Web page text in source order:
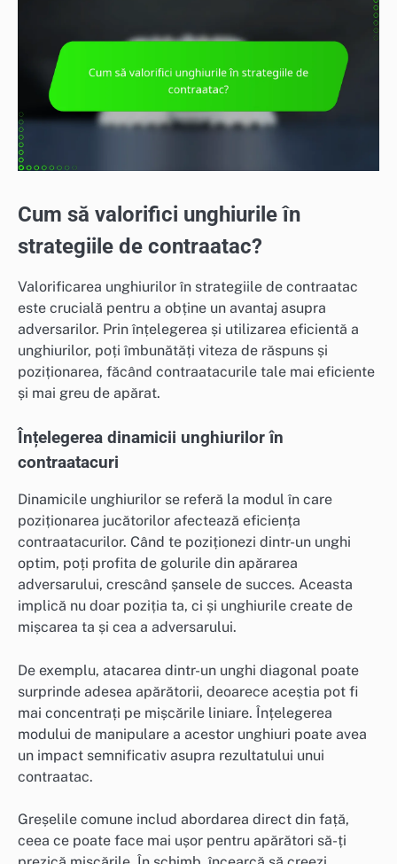
Cum să valorifici unghiurile în
strategiile de contraatac?
Valorificarea unghiurilor în strategiile de contraatac
este crucială pentru a obține un avantaj asupra
adversarilor. Prin înțelegerea și utilizarea eficientă a
unghiurilor, poți îmbunătăți viteza de răspuns și
poziționarea, făcând contraatacurile tale mai eficiente
și mai greu de apărat.
Înțelegerea dinamicii unghiurilor în
contraatacuri
Dinamicile unghiurilor se referă la modul în care
poziționarea jucătorilor afectează eficiența
contraatacurilor. Când te poziționezi dintr-un unghi
optim, poți profita de golurile din apărarea
adversarului, crescând șansele de succes. Aceasta
implică nu doar poziția ta, ci și unghiurile create de
mișcarea ta și cea a adversarului.
De exemplu, atacarea dintr-un unghi diagonal poate
surprinde adesea apărătorii, deoarece aceștia pot fi
mai concentrați pe mișcările liniare. Înțelegerea
modului de manipulare a acestor unghiuri poate avea
un impact semnificativ asupra rezultatului unui
contraatac.
Greșelile comune includ abordarea direct din față,
ceea ce poate face mai ușor pentru apărători să-ți